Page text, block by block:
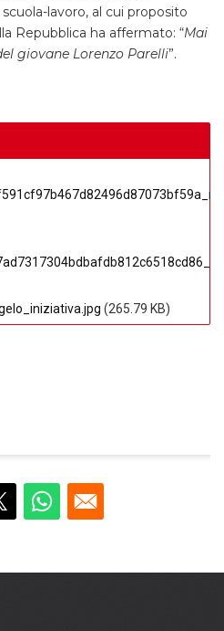
lavoro, al cui proposito
Repubblica ha affermato: “Mai
giovane Lorenzo Parelli”.
(265.79 KB)